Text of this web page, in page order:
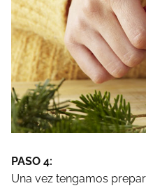
PASO 4:
Una vez tengamos